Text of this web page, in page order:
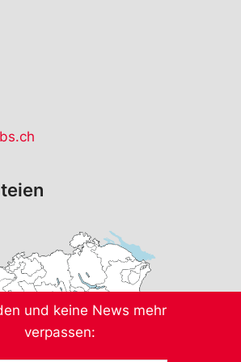
und keine News mehr
verpassen: